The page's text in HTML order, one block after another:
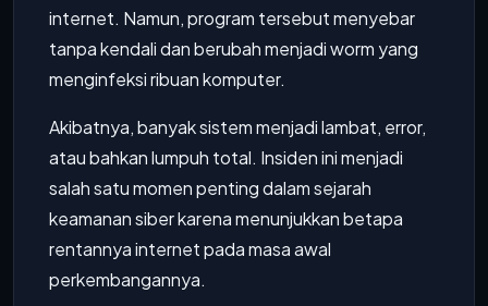
internet. Namun, program tersebut menyebar
tanpa kendali dan berubah menjadi worm yang
menginfeksi ribuan komputer.
Akibatnya, banyak sistem menjadi lambat, error,
atau bahkan lumpuh total. Insiden ini menjadi
salah satu momen penting dalam sejarah
keamanan siber karena menunjukkan betapa
rentannya internet pada masa awal
perkembangannya.